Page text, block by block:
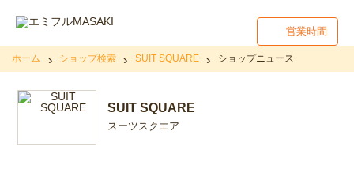
営業時間
ホーム ショップ検索 SUIT SQUARE ショップニュース
SUIT SQUARE
スーツスクエア